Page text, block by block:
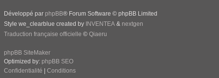
Développé par phpBB® Forum Software © phpBB Limited
Style we_clearblue created by INVENTEA & nextgen
Traduction française officielle © Qiaeru
phpBB SiteMaker
Optimized by: phpBB SEO
Confidentialité
Conditions